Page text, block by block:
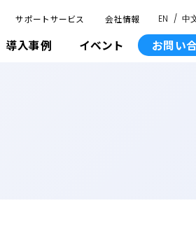
EN 中
サポートサービス 会社情報
導入事例 イベント お問い